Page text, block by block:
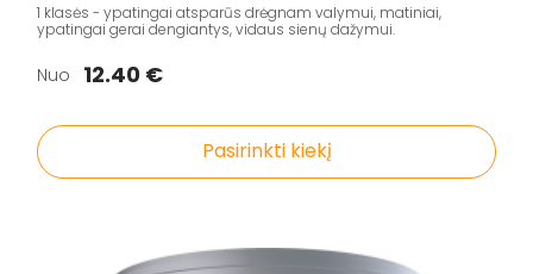
1 klasės - ypatingai atsparūs drėgnam valymui, matiniai,
ypatingai gerai dengiantys, vidaus sienų dažymui.
Nuo 12.40 €
Pasirinkti kiekį